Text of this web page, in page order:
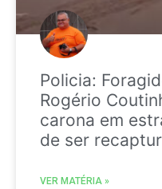
Policia:
Rogério
carona em
de ser
VER MATÉRIA »